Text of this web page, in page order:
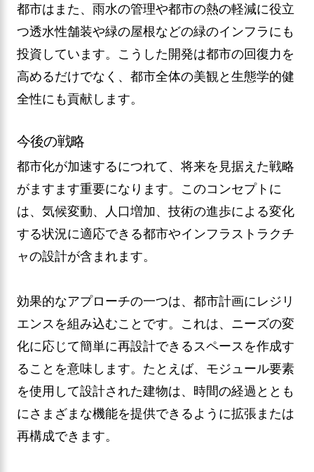
都市はまた、雨水の管理や都市の熱の軽減に役立
つ透水性舗装や緑の屋根などの緑のインフラにも
投資しています。こうした開発は都市の回復力を
高めるだけでなく、都市全体の美観と生態学的健
全性にも貢献します。
今後の戦略
都市化が加速するにつれて、将来を見据えた戦略
がますます重要になります。このコンセプトに
は、気候変動、人口増加、技術の進歩による変化
する状況に適応できる都市やインフラストラクチ
ャの設計が含まれます。
効果的なアプローチの一つは、都市計画にレジリ
エンスを組み込むことです。これは、ニーズの変
化に応じて簡単に再設計できるスペースを作成す
ることを意味します。たとえば、モジュール要素
を使用して設計された建物は、時間の経過ととも
にさまざまな機能を提供できるように拡張または
再構成できます。